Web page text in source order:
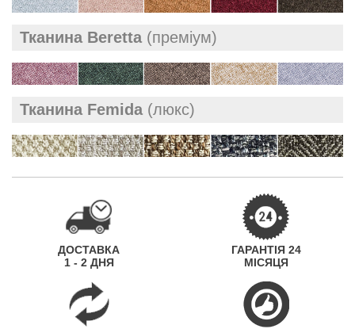
Тканина Beretta (преміум)
Тканина Femida (люкс)
ДОСТАВКА
1 - 2 ДНЯ
ГАРАНТІЯ 24
МІСЯЦЯ